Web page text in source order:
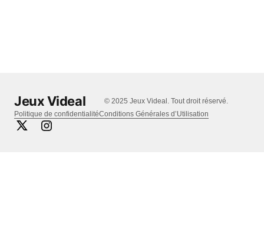
Jeux Videal
© 2025 Jeux Videal. Tout droit réservé.
Politique de confidentialitéConditions Générales d’Utilisation